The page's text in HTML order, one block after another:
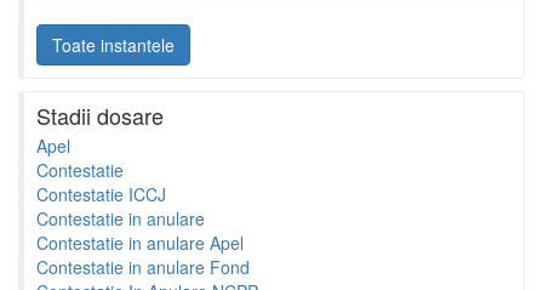
Toate instantele
Stadii dosare
Apel
Contestatie
Contestatie ICCJ
Contestatie in anulare
Contestatie in anulare Apel
Contestatie in anulare Fond